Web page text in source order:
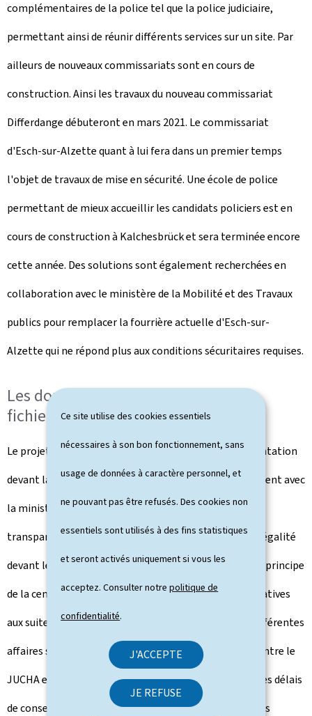
Ce site utilise des cookies essentiels
nécessaires à son bon fonctionnement, sans
usage de données à caractère personnel, et
ne pouvant pas être refusés. Des cookies non
essentiels sont utilisés à des fins statistiques
et seront activés uniquement si vous les
acceptez. Consulter notrepolitique de
confidentialité.
J'ACCEPTE
JE REFUSE
complémentaires de la police tel que la police judiciaire,
permettant ainsi de réunir différents services sur un site. Par
ailleurs de nouveaux commissariats sont en cours de
construction. Ainsi les travaux du nouveau commissariat
Differdange débuteront en mars 2021. Le commissariat
d'Esch-sur-Alzette quant à lui fera dans un premier temps
l'objet de travaux de mise en sécurité. Une école de police
permettant de mieux accueillir les candidats policiers est en
cours de construction à Kalchesbrück et sera terminée encore
cette année. Des solutions sont également recherchées en
collaboration avec le ministère de la Mobilité et des Travaux
publics pour remplacer la fourrière actuelle d'Esch-sur-
Alzette qui ne répond plus aux conditions sécuritaires requises.
Les données à caractère personnel:
fichiers de police
Le projet de loi sur les fichiers de police, dont la présentation
devant la presse a eu lieu le 15 janvier 2021 conjointement avec
la ministre de la Justice, Sam Tanson, vise plus de
transparence, un meilleur respect de l'État de droit, l'égalité
devant les sanctions pénales, le principe d'équité et le principe
de la centralisation des données. Les informations relatives
aux suites réservées par les autorités judiciaires aux différentes
affaires seront transmises par un retour automatisé entre le
JUCHA et le fichier central de la police, rendant ainsi les délais
de conservation dépendants des décisions des autorités